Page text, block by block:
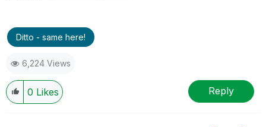
Ditto - same here!
6,224 Views
0 Likes Reply